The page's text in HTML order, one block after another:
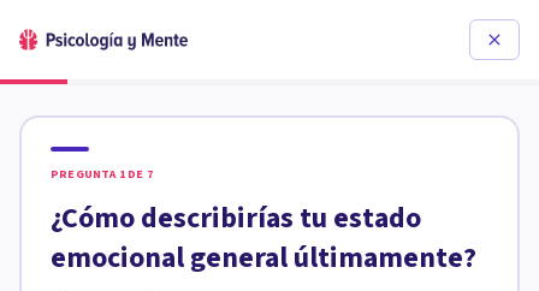
PREGUNTA 1 DE 7
¿Cómo describirías tu estado
emocional general últimamente?